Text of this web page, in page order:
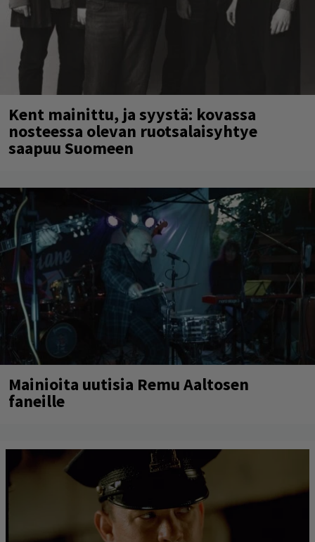
Kent mainittu, ja syystä: kovassa
nosteessa olevan ruotsalaisyhtye
saapuu Suomeen
Mainioita uutisia Remu Aaltosen
faneille